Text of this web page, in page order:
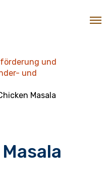
und
und
Masala